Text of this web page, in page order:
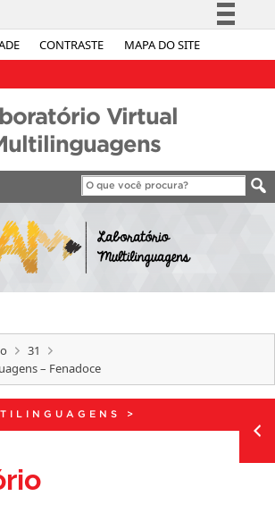
CONTRASTE MAPA DO SITE
Simplifique!
Acesso à informação
Legislação
Canais
Virtual
31
– Fenadoce
>